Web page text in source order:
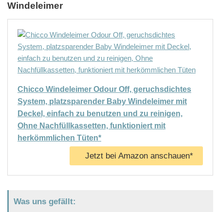
Windeleimer
Chicco Windeleimer Odour Off, geruchsdichtes
System, platzsparender Baby Windeleimer mit
Deckel, einfach zu benutzen und zu reinigen,
Ohne Nachfüllkassetten, funktioniert mit
herkömmlichen Tüten*
Jetzt bei Amazon anschauen*
Was uns gefällt: